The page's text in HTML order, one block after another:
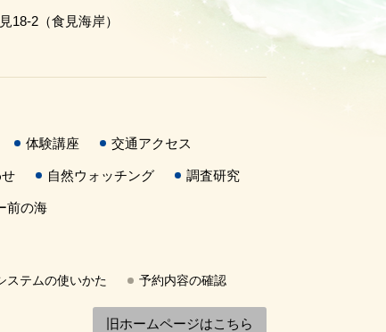
18-2（食見海岸）
体験講座 交通アクセス
自然ウォッチング 調査研究
前の海
ステムの使いかた 予約内容の確認
旧ホームページはこちら